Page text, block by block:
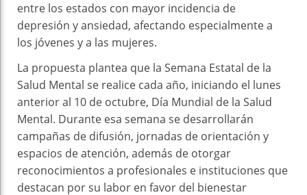
entre los estados con mayor incidencia de
depresión y ansiedad, afectando especialmente a
los jóvenes y a las mujeres.
La propuesta plantea que la Semana Estatal de la
Salud Mental se realice cada año, iniciando el lunes
anterior al 10 de octubre, Día Mundial de la Salud
Mental. Durante esa semana se desarrollarán
campañas de difusión, jornadas de orientación y
espacios de atención, además de otorgar
reconocimientos a profesionales e instituciones que
destacan por su labor en favor del bienestar